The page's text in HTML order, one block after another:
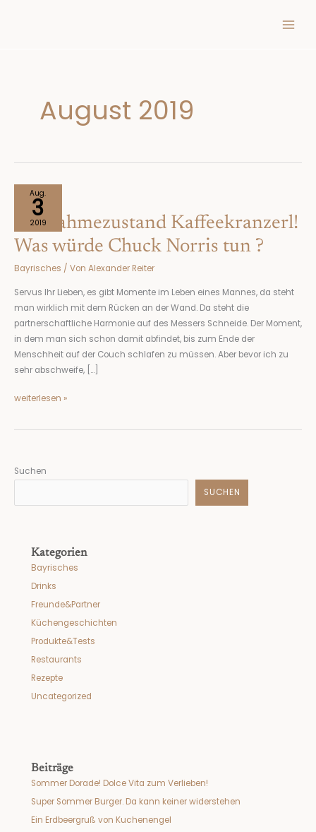
August 2019
Aug.
3
2019
Ausnahmezustand Kaffeekranzerl!
Was würde Chuck Norris tun ?
Bayrisches / Von Alexander Reiter
Servus Ihr Lieben, es gibt Momente im Leben eines Mannes, da steht
man wirklich mit dem Rücken an der Wand. Da steht die
partnerschaftliche Harmonie auf des Messers Schneide. Der Moment,
in dem man sich schon damit abfindet, bis zum Ende der
Menschheit auf der Couch schlafen zu müssen. Aber bevor ich zu
sehr abschweife, […]
Ausnahmezustand
Kaffeekranzerl!
Was
würde
Chuck
Norris
weiterlesen »
Suchen
SUCHEN
Kategorien
Bayrisches
Drinks
Freunde&Partner
Küchengeschichten
Produkte&Tests
Restaurants
Rezepte
Uncategorized
Beiträge
Sommer Dorade! Dolce Vita zum Verlieben!
Super Sommer Burger. Da kann keiner widerstehen
Ein Erdbeergruß von Kuchenengel